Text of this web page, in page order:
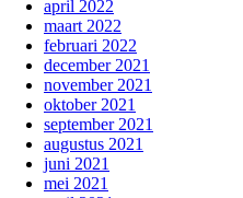
april 2022
maart 2022
februari 2022
december 2021
november 2021
oktober 2021
september 2021
augustus 2021
juni 2021
mei 2021